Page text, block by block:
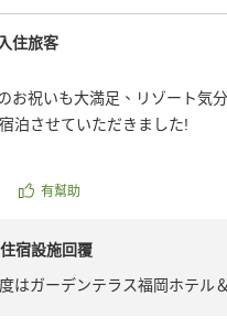
住旅客
お祝いも大満足、リゾート気
泊させていただきました!
ッフの皆さんも丁寧で親切に
広く快適で、設備やアメニティ
大満足でした!
有幫助
住宿設施回覆
はガーデンテラス福岡ホテル